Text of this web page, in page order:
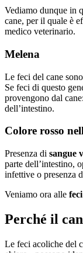
Vediamo dunque in
cane, per il quale è
medico veterinario.
Melena
Le feci del cane
Se feci di questo
provengono dal
dell’intestino.
Colore rosso
Presenza di sangue
parte dell’intestino,
infettive o presenza
Veniamo ora alle
Perché il
Le feci acoliche del